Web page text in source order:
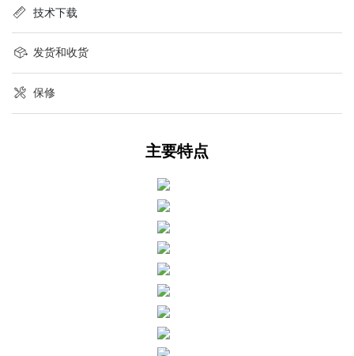
技术下载
发货和收货
保修
主要特点